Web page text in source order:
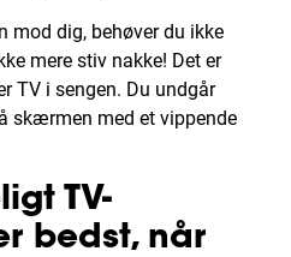
mod dig, behøver du ikke
mere stiv nakke! Det er
TV i sengen. Du undgår
skærmen med et vippende
TV-
bedst, når